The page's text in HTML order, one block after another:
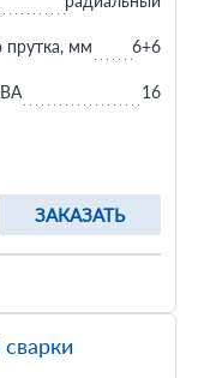
ЗАКАЗАТЬ
прутка, мм 6+6
16